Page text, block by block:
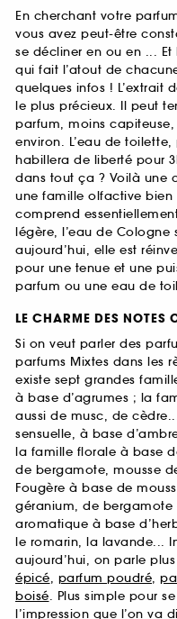
En cherchant votre
vous avez peut-être
se décliner en ou en ...
qui fait l’atout de
quelques infos ! L’extrait
le plus précieux. Il peut
parfum, moins
environ. L’eau de
habillera de liberté pour
dans tout ça ? Voilà une
une famille olfactive bien
comprend
légère, l’eau de Cologne
aujourd’hui, elle est
pour une tenue et une
parfum ou une eau de
LE CHARME DES NOTES
Si on veut parler des
parfums Mixtes dans les
existe sept grandes
à base d’agrumes ; la
aussi de musc, de
sensuelle, à base
la famille florale à base
de bergamote, mousse
Fougère à base de
géranium, de
aromatique à base
le romarin, la lavande...
aujourd’hui, on parle
épicé, parfum poudré,
boisé. Plus simple pour
l’impression que l’on va